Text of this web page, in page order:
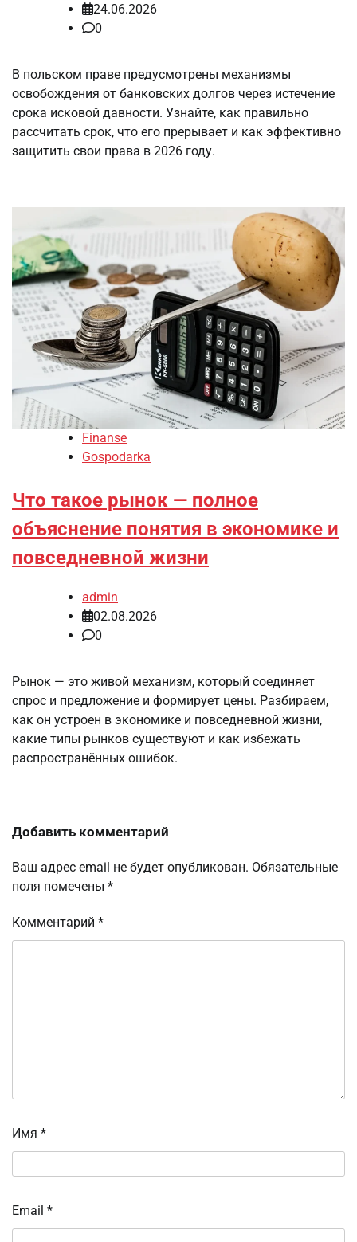
24.06.2026
0
В польском праве предусмотрены механизмы
освобождения от банковских долгов через истечение
срока исковой давности. Узнайте, как правильно
рассчитать срок, что его прерывает и как эффективно
защитить свои права в 2026 году.
Finanse
Gospodarka
Что такое рынок — полное
объяснение понятия в экономике и
повседневной жизни
admin
02.08.2026
0
Рынок — это живой механизм, который соединяет
спрос и предложение и формирует цены. Разбираем,
как он устроен в экономике и повседневной жизни,
какие типы рынков существуют и как избежать
распространённых ошибок.
Добавить комментарий
Ваш адрес email не будет опубликован. Обязательные
поля помечены *
Комментарий *
Имя *
Email *